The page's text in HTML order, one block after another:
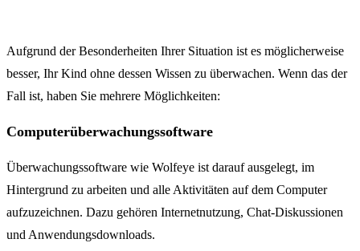
Aufgrund der Besonderheiten Ihrer Situation ist es möglicherweise
besser, Ihr Kind ohne dessen Wissen zu überwachen. Wenn das der
Fall ist, haben Sie mehrere Möglichkeiten:
Computerüberwachungssoftware
Überwachungssoftware wie Wolfeye ist darauf ausgelegt, im
Hintergrund zu arbeiten und alle Aktivitäten auf dem Computer
aufzuzeichnen. Dazu gehören Internetnutzung, Chat-Diskussionen
und Anwendungsdownloads.